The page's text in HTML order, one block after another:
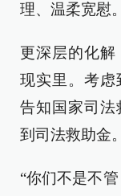
理、温柔宽慰。
更深层的化解
现实里。考虑
告知国家司法
到司法救助金。
“你们不是不